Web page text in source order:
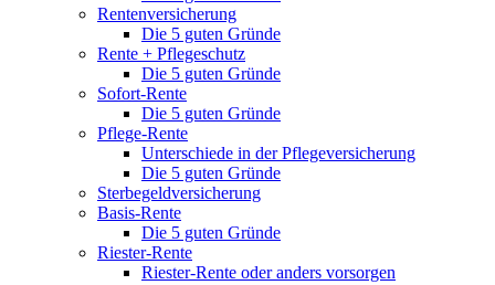
Rentenversicherung
Die 5 guten Gründe
Rente + Pflegeschutz
Die 5 guten Gründe
Sofort-Rente
Die 5 guten Gründe
Pflege-Rente
Unterschiede in der Pflegeversicherung
Die 5 guten Gründe
Sterbegeldversicherung
Basis-Rente
Die 5 guten Gründe
Riester-Rente
Riester-Rente oder anders vorsorgen